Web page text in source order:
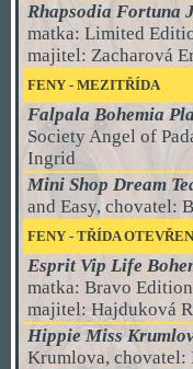
Rhapsodia Fortuna
matka: Limited
majitel: Zacharová
FENY - MEZITŘÍDA
Falpala Bohemia
Society Angel of
Ingrid
Mini Shop Dream
and Easy, chovatel:
FENY - TŘÍDA
Esprit Vip Life
matka: Bravo
majitel: Hajduková
Hippie Miss
Krumlova, chovatel: